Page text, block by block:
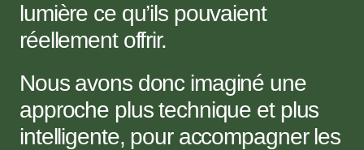
lumière ce qu’ils pouvaient
réellement offrir.
Nous avons donc imaginé une
approche plus technique et plus
intelligente, pour accompagner les